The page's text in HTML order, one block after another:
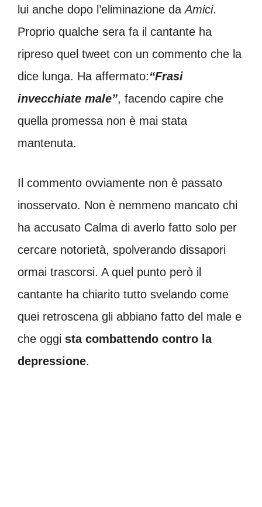
lui anche dopo l’eliminazione daAmici.
Proprio qualche sera fa il cantante ha
ripreso quel tweet con un commento che la
dice lunga. Ha affermato:“Frasi
invecchiate male”, facendo capire che
quella promessa non è mai stata
mantenuta.
Il commento ovviamente non è passato
inosservato. Non è nemmeno mancato chi
ha accusato Calma di averlo fatto solo per
cercare notorietà, spolverando dissapori
ormai trascorsi. A quel punto però il
cantante ha chiarito tutto svelando come
quei retroscena gli abbiano fatto del male e
che oggi sta combattendo contro la
depressione.